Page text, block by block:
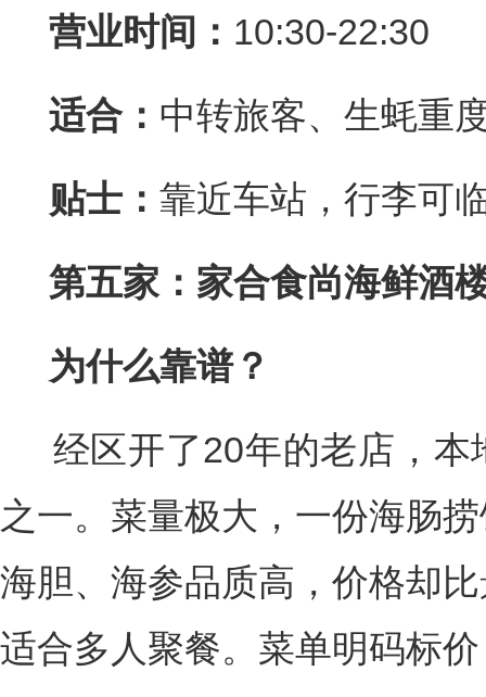
营业时间： 10:30-22:30
适合： 中转旅客、生蚝重
贴士： 靠近车站，行李可
第五家：家合食尚海鲜酒
为什么靠谱？
经区开了20年的老店，本
之一。菜量极大，一份海肠
海胆、海参品质高，价格却
适合多人聚餐。菜单明码标